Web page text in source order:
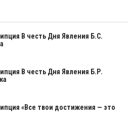
В честь Дня Явления Б.С.
В честь Дня Явления Б.Р.
«Все твои достижения — это